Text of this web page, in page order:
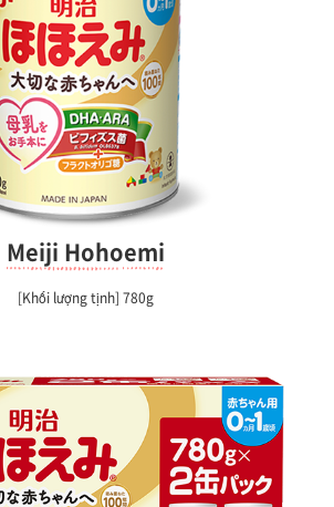
Meiji Hohoemi
[Khối lượng tịnh] 780g